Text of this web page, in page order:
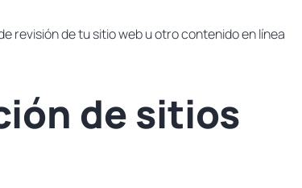
revisión de tu sitio web u otro contenido en línea
de sitios